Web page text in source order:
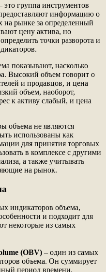
группа инструментов
информацию о
на рынке за определенный
цену актива, но
точки разворота и
показывают, насколько
Высокий объем говорит о
и продавцов, и цена
объем, наоборот,
к активу слабый, и цена
объема не являются
использованы как
для принятия торговых
в комплексе с другими
а также учитывать
на рынок.
индикаторов объема,
и подходит для
некоторые из самых
(OBV) – один из самых
объема. Он суммирует
период времени,